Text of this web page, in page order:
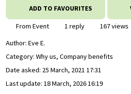
ADD TO FAVOURITES
From Event 1 reply
167 views
Author: Eve E.
Category: Why us, Company benefits
Date asked: 25 March, 2021 17:31
Last update: 18 March, 2026 16:19